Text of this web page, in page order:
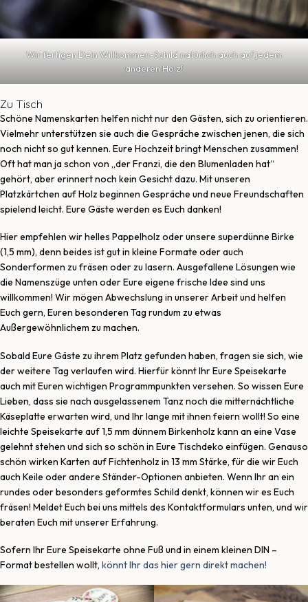
Wir fertigen Dein Willkommen-Schild natürlich auch auf jedem
anderen Holz!
Zu Tisch
Schöne Namenskarten helfen nicht nur den Gästen, sich zu orientieren.
Vielmehr unterstützen sie auch die Gespräche zwischen jenen, die sich
noch nicht so gut kennen. Eure Hochzeit bringt Menschen zusammen!
Oft hat man ja schon von „der Franzi, die den Blumenladen hat“
gehört, aber erinnert noch kein Gesicht dazu. Mit unseren
Platzkärtchen auf Holz beginnen Gespräche und neue Freundschaften
spielend leicht. Eure Gäste werden es Euch danken!
Hier empfehlen wir helles Pappelholz oder unsere superdünne Birke
(1,5 mm), denn beides ist gut in kleine Formate oder auch
Sonderformen zu fräsen oder zu lasern. Ausgefallene Lösungen wie
die Namenszüge unten oder Eure eigene frische Idee sind uns
willkommen! Wir mögen Abwechslung in unserer Arbeit und helfen
Euch gern, Euren besonderen Tag rundum zu etwas
Außergewöhnlichem zu machen.
Sobald Eure Gäste zu ihrem Platz gefunden haben, fragen sie sich, wie
der weitere Tag verlaufen wird. Hierfür könnt Ihr Eure Speisekarte
auch mit Euren wichtigen Programmpunkten versehen. So wissen Eure
Lieben, dass sie nach ausgelassenem Tanz noch die mitternächtliche
Käseplatte erwarten wird, und Ihr lange mit ihnen feiern wollt! So eine
leichte Speisekarte auf 1,5 mm dünnem Birkenholz kann an eine Vase
gelehnt stehen und sich so schön in Eure Tischdeko einfügen. Genauso
schön wirken Karten auf Fichtenholz in 13 mm Stärke, für die wir Euch
auch Keile oder andere Ständer-Optionen anbieten. Wenn Ihr an ein
rundes oder besonders geformtes Schild denkt, können wir es Euch
fräsen! Meldet Euch bei uns mittels des Kontaktformulars unten, und wir
beraten Euch mit unserer Erfahrung.
Sofern Ihr Eure Speisekarte ohne Fuß und in einem kleinen DIN –
Format bestellen wollt, könnt Ihr das hier gern direkt machen!